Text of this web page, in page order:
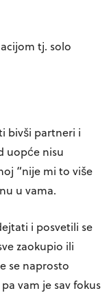
tj. solo
bivši partneri i
uopće nisu
“nije mi to više
u vama.
i posvetili se
zaokupio ili
se naprosto
vam je sav fokus